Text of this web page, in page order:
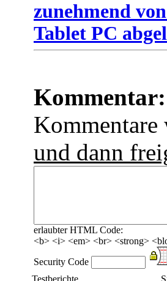
zunehmend
Tablet PC
Kommentar:
und dann
erlaubter HTML Code:
<b> <i> <em> <br> <strong>
Security Code
Testberichte